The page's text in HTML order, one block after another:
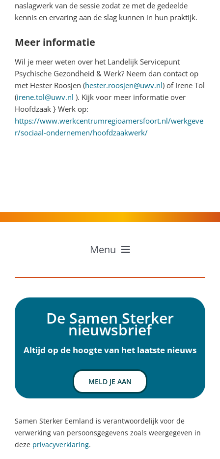
naslagwerk van de sessie zodat ze met de gedeelde
kennis en ervaring aan de slag kunnen in hun praktijk.
Meer informatie
Wil je meer weten over het Landelijk Servicepunt
Psychische Gezondheid & Werk? Neem dan contact op
met Hester Roosjen (hester.roosjen@uwv.nl) of Irene Tol
(irene.tol@uwv.nl ). Kijk voor meer informatie over
Hoofdzaak } Werk op:
https://www.werkcentrumregioamersfoort.nl/werkgeve
r/sociaal-ondernemen/hoofdzaakwerk/
Menu
Inwoners
Ervaringen
Over Samen Sterker
Nieuws
De Samen Sterker
nieuwsbrief
Altijd op de hoogte van het laatste nieuws
MELD JE AAN
Samen Sterker Eemland is verantwoordelijk voor de
verwerking van persoonsgegevens zoals weergegeven in
deze privacyverklaring.